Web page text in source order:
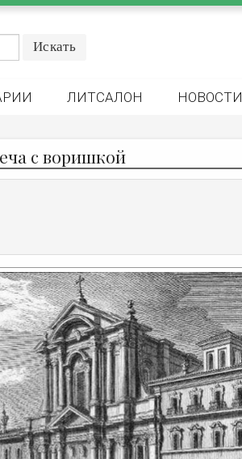
ЛИТСАЛОН НОВОСТИ
с воришкой